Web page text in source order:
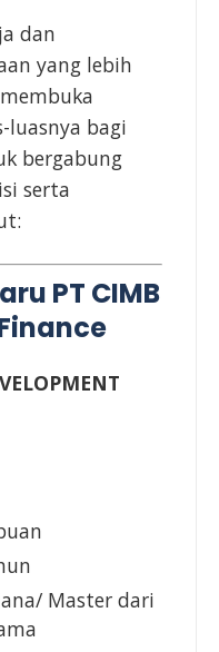
dan
yang lebih
luasnya bagi
bergabung
serta
PT CIMB
Master dari